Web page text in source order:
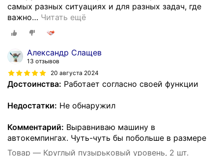
самых разных ситуациях и для разных задач, где
важно… Читать ещё
Александр Слащев
13 отзывов
20 августа 2024
Достоинства: Работает согласно своей функции
Недостатки: Не обнаружил
Комментарий: Выравниваю машину в
автокемпингах. Чуть-чуть бы побольше в размере
Товар — Круглый пузырьковый уровень, 2 шт.